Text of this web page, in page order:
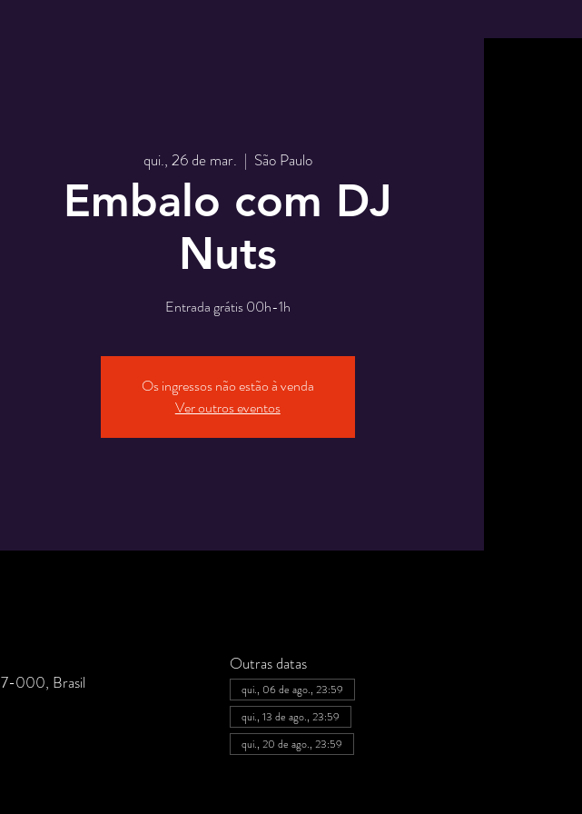
qui., 26 de mar.
  |
São Paulo
Embalo com DJ
Nuts
Entrada grátis 00h-1h
Os ingressos não estão à venda
Ver outros eventos
000, Brasil
Outras datas
qui., 06 de ago., 23:59
qui., 13 de ago., 23:59
qui., 20 de ago., 23:59